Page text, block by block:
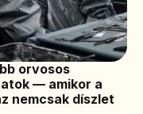
orvosos
— amikor a
nemcsak díszlet